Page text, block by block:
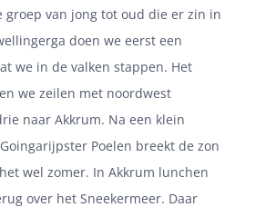
groep van jong tot oud die er zin in
doen we eerst een
we in de valken stappen. Het
we zeilen met noordwest
naar Akkrum. Na een klein
Poelen breekt de zon
wel zomer. In Akkrum lunchen
over het Sneekermeer. Daar